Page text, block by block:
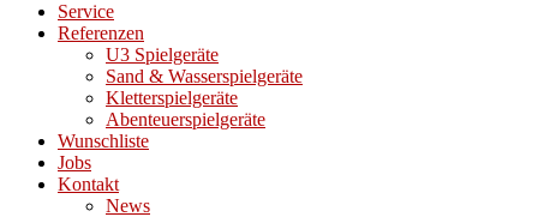
Service
Referenzen
U3 Spielgeräte
Sand & Wasserspielgeräte
Kletterspielgeräte
Abenteuerspielgeräte
Wunschliste
Jobs
Kontakt
News